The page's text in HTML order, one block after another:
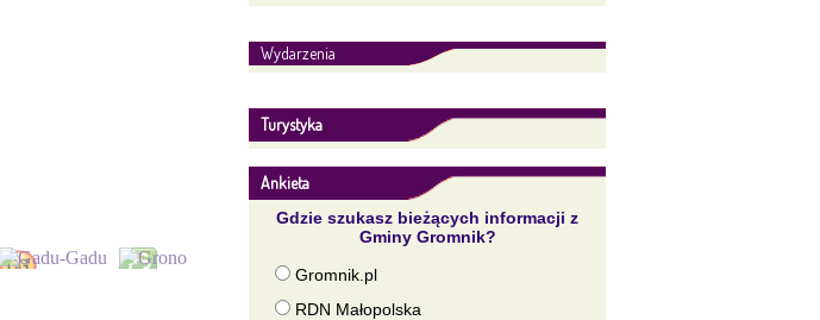
Wydarzenia
Turystyka
Ankieta
Gdzie szukasz bieżących informacji z
Gminy Gromnik?
Gromnik.pl
RDN Małopolska